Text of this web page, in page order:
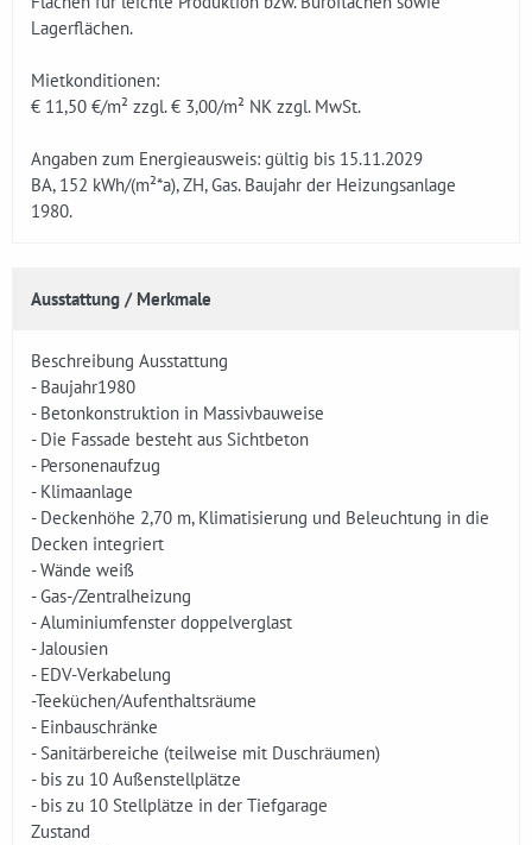
Lagerflächen.
Mietkonditionen:
€ 11,50 €/m² zzgl. € 3,00/m² NK zzgl. MwSt.
Angaben zum Energieausweis: gültig bis 15.11.2029
BA, 152 kWh/(m²*a), ZH, Gas. Baujahr der Heizungsanlage
1980.
Ausstattung / Merkmale
Beschreibung Ausstattung
- Baujahr1980
- Betonkonstruktion in Massivbauweise
- Die Fassade besteht aus Sichtbeton
- Personenaufzug
- Klimaanlage
- Deckenhöhe 2,70 m, Klimatisierung und Beleuchtung in die
Decken integriert
- Wände weiß
- Gas-/Zentralheizung
- Aluminiumfenster doppelverglast
- Jalousien
- EDV-Verkabelung
-Teeküchen/Aufenthaltsräume
- Einbauschränke
- Sanitärbereiche (teilweise mit Duschräumen)
- bis zu 10 Außenstellplätze
- bis zu 10 Stellplätze in der Tiefgarage
Zustand